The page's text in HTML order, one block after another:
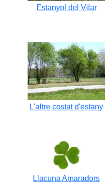
Estanyol del Vilar
L'altre costat d'estany
Llacuna Amaradors